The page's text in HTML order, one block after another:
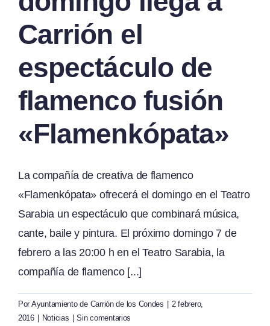
Carrión el
espectáculo de
flamenco fusión
«Flamenkópata»
La compañía de creativa de flamenco
«Flamenkópata» ofrecerá el domingo en el Teatro
Sarabia un espectáculo que combinará música,
cante, baile y pintura. El próximo domingo 7 de
febrero a las 20:00 h en el Teatro Sarabia, la
compañía de flamenco [...]
Por Ayuntamiento de Carrión de los Condes
2 febrero,
2016
Noticias
Sin comentarios